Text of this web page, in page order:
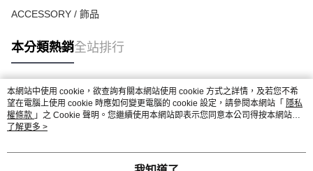
ACCESSORY / 飾品
本分類熱銷全站排行
熱門標籤
本網站中使用 cookie，欲查詢有關本網站使用 cookie 方式之詳情，及若您不希
望在電腦上使用 cookie 時應如何變更電腦的 cookie 設定，請參閱本網站「 隱私
權條款 」之 Cookie 聲明。您繼續使用本網站即表示您同意本公司得按本網站使
用條款之 Cookie 聲明使用 cookie。
了解更多 >